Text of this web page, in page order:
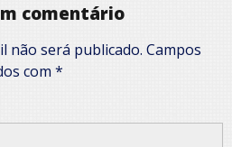
comentário
não será publicado. Campos
com *